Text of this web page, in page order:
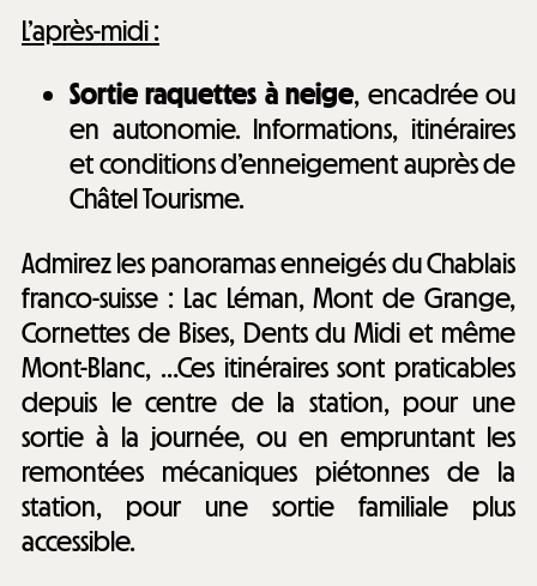
L’après-midi :
Sortie raquettes à neige, encadrée ou
en autonomie. Informations, itinéraires
et conditions d’enneigement auprès de
Châtel Tourisme.
Admirez les panoramas enneigés du Chablais
franco-suisse : Lac Léman, Mont de Grange,
Cornettes de Bises, Dents du Midi et même
Mont-Blanc, …Ces itinéraires sont praticables
depuis le centre de la station, pour une
sortie à la journée, ou en empruntant les
remontées mécaniques piétonnes de la
station, pour une sortie familiale plus
accessible.